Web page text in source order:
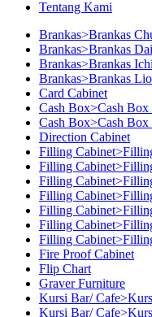
Tentang Kami
Brankas>Brankas
Brankas>Brankas
Brankas>Brankas
Brankas>Brankas
Card Cabinet
Cash Box>Cash
Cash Box>Cash Box
Direction Cabinet
Filling
Filling
Filling
Filling
Filling
Filling
Filling
Fire Proof Cabinet
Flip Chart
Graver Furniture
Kursi Bar/
Kursi Bar/